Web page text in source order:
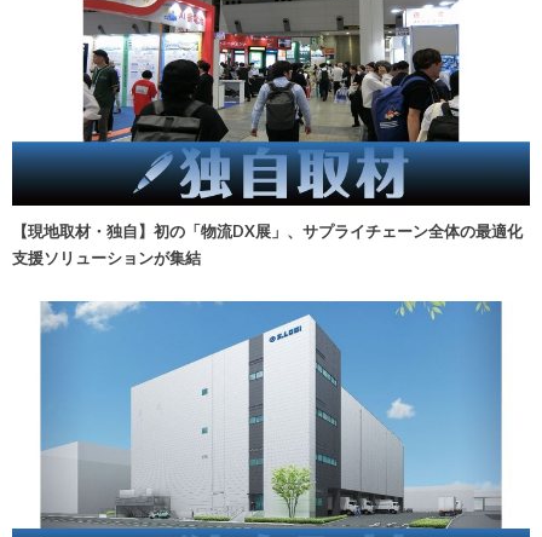
【現地取材・独自】初の「物流DX展」、サプライチェーン全体の最適化
支援ソリューションが集結